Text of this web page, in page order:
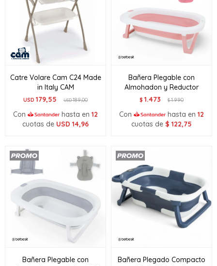
Catre Volare Cam C24 Made
in Italy CAM
USD 179,55 USD189,00
Con hasta en 12
cuotas de USD 14,96
Bañera Plegable con
Almohadon y Reductor
$ 1.473 $1.990
Con hasta en 12
cuotas de $ 122,75
Bañera Plegable con
Bañera Plegado Compacto